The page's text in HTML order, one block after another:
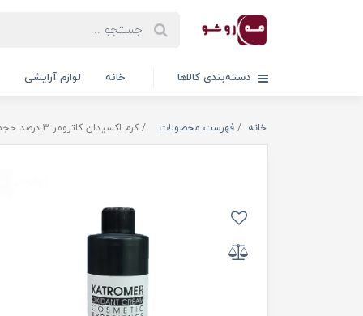
دسته‌بندی کالاها خانه لوازم آرایشی
خانه فهرست محصولات کرم اکسیدان کاترومر 3 درصد حجم 150 میلی لیتر